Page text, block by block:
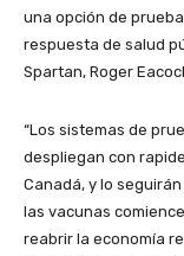
una opción de
respuesta de salud
Spartan, Roger
“Los sistemas de
despliegan con
Canadá, y lo
las vacunas
reabrir la economía